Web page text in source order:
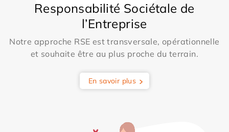
Responsabilité Sociétale de
l’Entreprise
Notre approche RSE est transversale, opérationnelle
et souhaite être au plus proche du terrain.
En savoir plus